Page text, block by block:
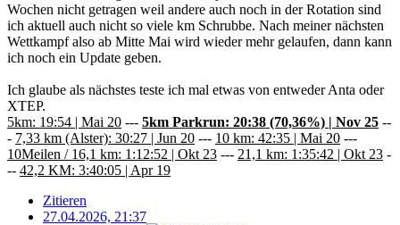
Wochen nicht getragen weil andere auch noch in der Rotation sind
ich aktuell auch nicht so viele km Schrubbe. Nach meiner nächsten
Wettkampf also ab Mitte Mai wird wieder mehr gelaufen, dann kann
ich noch ein Update geben.
Ich glaube als nächstes teste ich mal etwas von entweder Anta oder
XTEP.
5km: 19:54 | Mai 20 --- 5km Parkrun: 20:38 (70,36%) | Nov 25 --
- 7,33 km (Alster): 30:27 | Jun 20 --- 10 km: 42:35 | Mai 20 ---
10Meilen / 16,1 km: 1:12:52 | Okt 23 --- 21,1 km: 1:35:42 | Okt 23 -
-- 42,2 KM: 3:40:05 | Apr 19
Zitieren
27.04.2026, 21:37